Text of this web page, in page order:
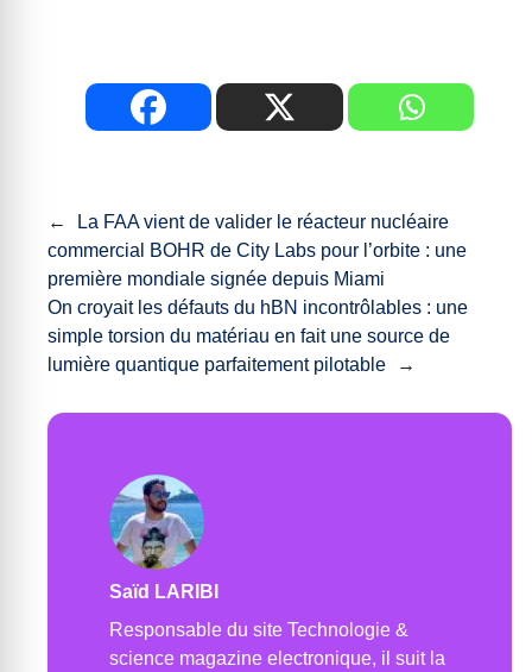
←
La FAA vient de valider le réacteur nucléaire
commercial BOHR de City Labs pour l’orbite : une
première mondiale signée depuis Miami
On croyait les défauts du hBN incontrôlables : une
simple torsion du matériau en fait une source de
lumière quantique parfaitement pilotable
→
Saïd LARIBI
Responsable du site Technologie &
science magazine electronique, il suit la